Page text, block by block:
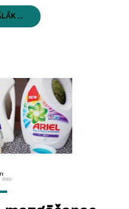
...
2019